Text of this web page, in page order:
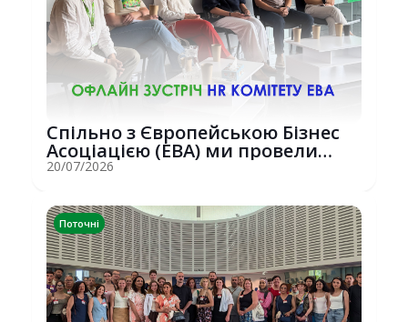
Спільно з Європейською Бізнес
Асоціацією (EBA) ми провели
потужну о...
20/07/2026
Поточні